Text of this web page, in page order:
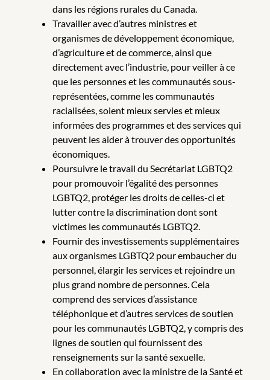
dans les régions rurales du Canada.
Travailler avec d’autres ministres et
organismes de développement économique,
d’agriculture et de commerce, ainsi que
directement avec l’industrie, pour veiller à ce
que les personnes et les communautés sous-
représentées, comme les communautés
racialisées, soient mieux servies et mieux
informées des programmes et des services qui
peuvent les aider à trouver des opportunités
économiques.
Poursuivre le travail du Secrétariat LGBTQ2
pour promouvoir l’égalité des personnes
LGBTQ2, protéger les droits de celles-ci et
lutter contre la discrimination dont sont
victimes les communautés LGBTQ2.
Fournir des investissements supplémentaires
aux organismes LGBTQ2 pour embaucher du
personnel, élargir les services et rejoindre un
plus grand nombre de personnes. Cela
comprend des services d’assistance
téléphonique et d’autres services de soutien
pour les communautés LGBTQ2, y compris des
lignes de soutien qui fournissent des
renseignements sur la santé sexuelle.
En collaboration avec la ministre de la Santé et